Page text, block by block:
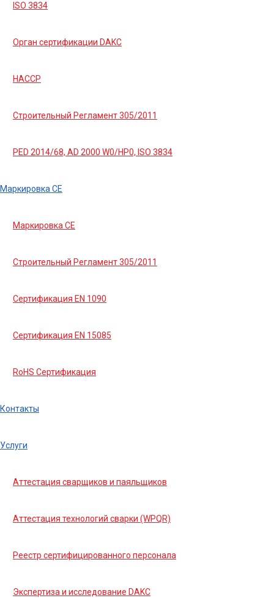
ISO 3834
Орган сертификации DAKC
HACCP
Строительный Регламент 305/2011
PED 2014/68, AD 2000 W0/HP0, ISO 3834
Маркировка СЕ
Маркировка СЕ
Строительный Регламент 305/2011
Сертификация EN 1090
Сертификация EN 15085
RoHS Сертификация
Контакты
Услуги
Аттестация сварщиков и паяльщиков
Аттестация технологий сварки (WPQR)
Реестр сертифицированного персонала
Экспертиза и исследование DAKC